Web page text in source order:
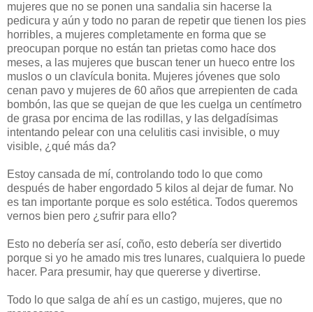
mujeres que no se ponen una sandalia sin hacerse la
pedicura y aún y todo no paran de repetir que tienen los pies
horribles, a mujeres completamente en forma que se
preocupan porque no están tan prietas como hace dos
meses, a las mujeres que buscan tener un hueco entre los
muslos o un clavícula bonita. Mujeres jóvenes que solo
cenan pavo y mujeres de 60 años que arrepienten de cada
bombón, las que se quejan de que les cuelga un centímetro
de grasa por encima de las rodillas, y las delgadísimas
intentando pelear con una celulitis casi invisible, o muy
visible, ¿qué más da?
Estoy cansada de mí, controlando todo lo que como
después de haber engordado 5 kilos al dejar de fumar. No
es tan importante porque es solo estética. Todos queremos
vernos bien pero ¿sufrir para ello?
Esto no debería ser así, coño, esto debería ser divertido
porque si yo he amado mis tres lunares, cualquiera lo puede
hacer. Para presumir, hay que quererse y divertirse.
Todo lo que salga de ahí es un castigo, mujeres, que no